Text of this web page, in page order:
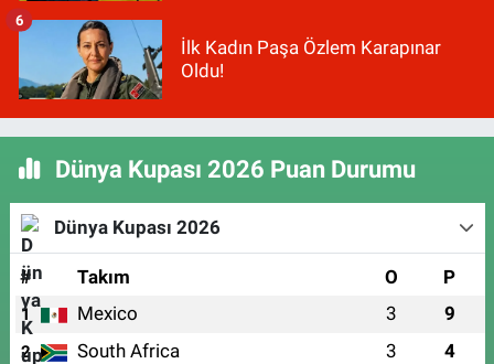
İlk Kadın Paşa Özlem Karapınar
Oldu!
6
Dünya Kupası 2026 Puan Durumu
Dünya Kupası 2026
# Takım O P
1 Mexico 3 9
2 South Africa 3 4